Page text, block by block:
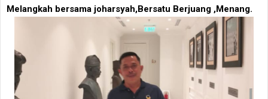
Melangkah bersama joharsyah,Bersatu Berjuang ,Menang.